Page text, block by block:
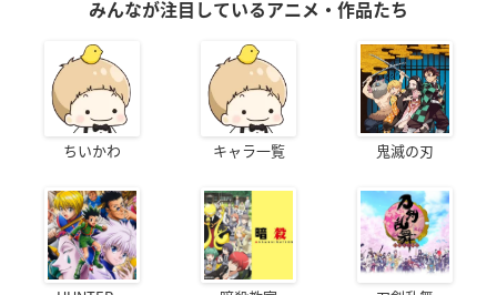
みんなが注目しているアニメ・作品たち
ちいかわ キャラ一覧 鬼滅の刃